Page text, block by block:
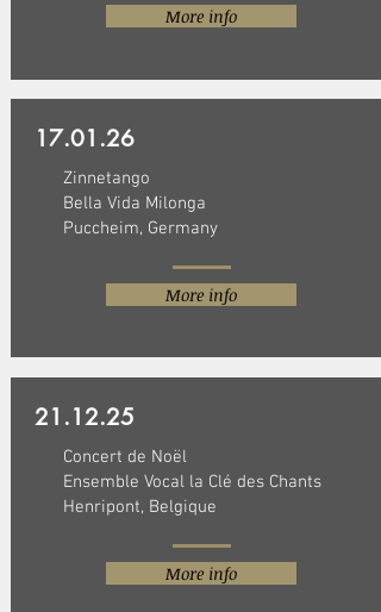
More info
17.01.26
Zinnetango
Bella Vida Milonga
Puccheim, Germany
More info
21.12.25
Concert de Noël
Ensemble Vocal la Clé des Chants
Henripont, Belgique
More info